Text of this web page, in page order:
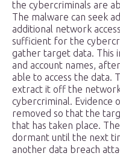
the cybercriminals are
The malware can seek
additional network
sufficient for the
gather target data. This
and account names,
able to access the data.
extract it off the
cybercriminal. Evidence
removed so that the
that has taken place.
dormant until the next
another data breach